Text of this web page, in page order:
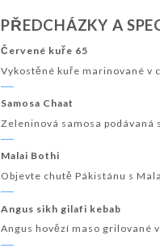
PŘEDCHÁZKY A
Červené kuře 65
Vykostěné kuře marinované v
Samosa Chaat
Zeleninová samosa
Malai Bothi
Objevte chutě Pákistánu s
Angus sikh gilafi kebab
Angus hovězí maso grilované